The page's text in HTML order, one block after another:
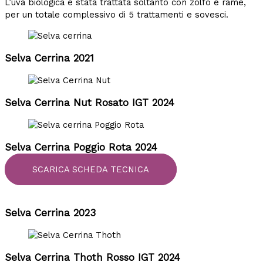
L’uva biologica è stata trattata soltanto con zolfo e rame,
per un totale complessivo di 5 trattamenti e sovesci.
Selva Cerrina 2021
Selva Cerrina Nut Rosato IGT 2024
Selva Cerrina Poggio Rota 2024
SCARICA SCHEDA TECNICA
Selva Cerrina 2023
Selva Cerrina Thoth Rosso IGT 2024